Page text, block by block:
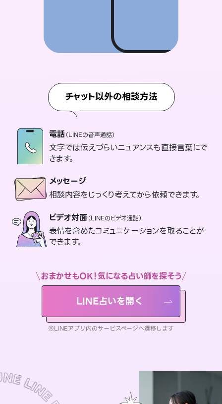
チャット以外の相談方法
電話（LINEの音声通話）
文字では伝えづらいニュアンスも直接言葉にで
きます。
メッセージ
相談内容をじっくり考えてから依頼できます。
ビデオ対面（LINEのビデオ通話）
表情を含めたコミュニケーションを取ることが
できます。
おまかせもOK！気になる占い師を探そう
LINE占いを開く
※LINEアプリ内のサービスページへ遷移します